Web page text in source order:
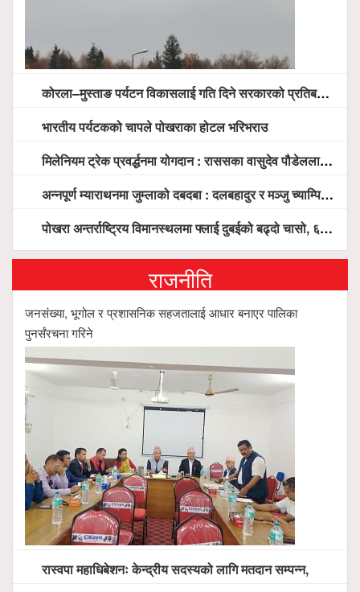
कोरला–मुस्ताङ पर्यटन विकासलाई गति दिने सरकारको प्रतिबद्धता, स्थानीय सरोकारवालासँग व्यापक छलफल
भारतीय पर्यटकको चापले पोखराका होटल भरिभराउ
मिलेनियम ट्रेक प्रवर्द्धनमा योगदान : राससका वासुदेव पौडेललाई ‘मिलेनियम ट्रेक अवार्ड’ प्रदान गरिने
अन्नपूर्ण म्याराथनमा जुम्लाको दबदबा : दलबहादुर र मञ्जु च्याम्पियन, नगदसहित भव्य सम्मान
पोखरा अन्तर्राष्ट्रिय विमानस्थलमा फ्लाई दुबईको बढ्दो चासो, ६ घण्टा लामो प्राविधिक निरीक्षणपछि दैनिक उडानको ढोका खुल्दै
राजनीति
जनसंख्या, भूगोल र प्रशासनिक सहजतालाई आधार बनाएर पालिका
पुनर्संरचना गरिने
रास्वपा महाधिबेशनः केन्द्रीय सदस्यको लागि मतदान सम्पन्न,